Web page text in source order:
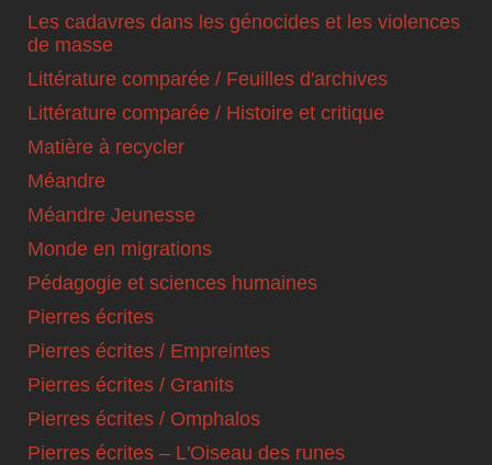
Les cadavres dans les génocides et les violences
de masse
Littérature comparée / Feuilles d'archives
Littérature comparée / Histoire et critique
Matière à recycler
Méandre
Méandre Jeunesse
Monde en migrations
Pédagogie et sciences humaines
Pierres écrites
Pierres écrites / Empreintes
Pierres écrites / Granits
Pierres écrites / Omphalos
Pierres écrites – L'Oiseau des runes